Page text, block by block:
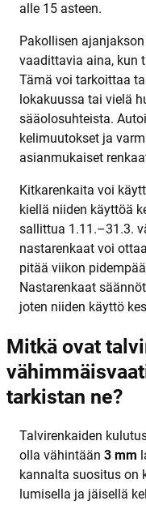
alle 15 asteen.
Pakollisen
vaadittavia aina, kun
Tämä voi tarkoittaa
lokakuussa tai vielä
sääolosuhteista.
kelimuutokset ja
asianmukaiset
Kitkarenkaita voi
kiellä niiden käyttöä
sallittua 1.11.–31.3.
nastarenkaat voi
pitää viikon
Nastarenkaat
joten niiden käyttö
Mitkä ovat
tarkistan ne?
Talvirenkaiden
olla vähintään 3 mm
kannalta suositus on
lumisella ja jäisellä